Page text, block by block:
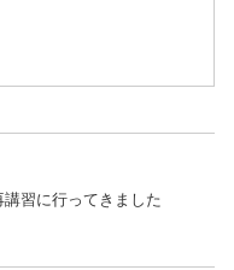
習に行ってきました